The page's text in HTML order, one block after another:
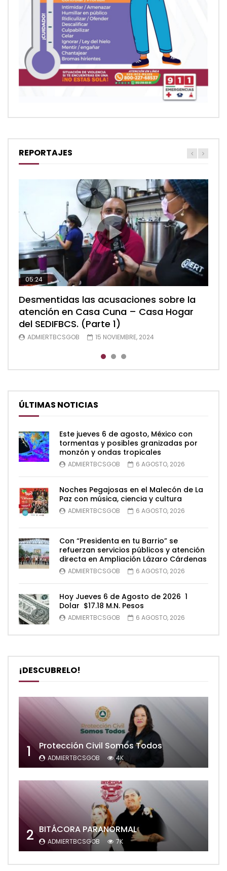
REPORTAJES
05:24
Desmentidas las acusaciones sobre la
atención en Casa Cuna – Casa Hogar
del SEDIFBCS. (Parte 1)
ADMIERTBCSGOB 15 NOVIEMBRE, 2024
04:28
Desmentidas las acusaciones sobre la
atención en Casa Cuna – Casa Hogar
del SEDIFBCS. (Parte 2)
ADMIERTBCSGOB 15 NOVIEMBRE, 2024
05:48
Desmentidas las acusaciones sobre la
atención en Casa Cuna – Casa Hogar
del SEDIFBCS (Parte 3)
ADMIERTBCSGOB 15 NOVIEMBRE, 2024
ÚLTIMAS NOTICIAS
Este jueves 6 de agosto, México con
tormentas y posibles granizadas por
monzón y ondas tropicales
ADMIERTBCSGOB 6 AGOSTO, 2026
Noches Pegajosas en el Malecón de La
Paz con música, ciencia y cultura
ADMIERTBCSGOB 6 AGOSTO, 2026
Con “Presidenta en tu Barrio” se
refuerzan servicios públicos y atención
directa en Ampliación Lázaro Cárdenas
ADMIERTBCSGOB 6 AGOSTO, 2026
Hoy Jueves 6 de Agosto de 2026 1
Dolar $17.18 M.N. Pesos
ADMIERTBCSGOB 6 AGOSTO, 2026
¡DESCUBRELO!
1 Protección Civil Somos Todos
ADMIERTBCSGOB 4K
2 BITÁCORA PARANORMAL
ADMIERTBCSGOB 7K